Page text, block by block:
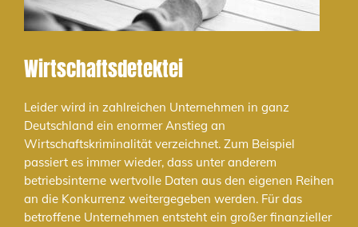
Wirtschaftsdetektei
Leider wird in zahlreichen Unternehmen in ganz
Deutschland ein enormer Anstieg an
Wirtschaftskriminalität verzeichnet. Zum Beispiel
passiert es immer wieder, dass unter anderem
betriebsinterne wertvolle Daten aus den eigenen Reihen
an die Konkurrenz weitergegeben werden. Für das
betroffene Unternehmen entsteht ein großer finanzieller